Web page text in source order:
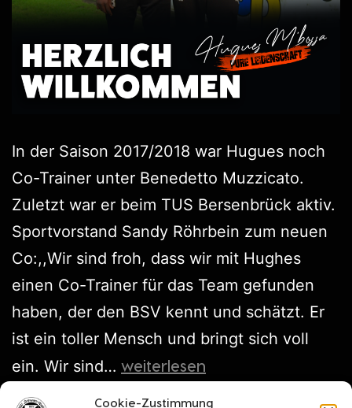
Cookie-Zustimmung
In der Saison 2017/2018 war Hugues noch
Co-Trainer unter Benedetto Muzzicato.
Zuletzt war er beim TUS Bersenbrück aktiv.
Sportvorstand Sandy Röhrbein zum neuen
Co:,,Wir sind froh, dass wir mit Hughes
einen Co-Trainer für das Team gefunden
haben, der den BSV kennt und schätzt. Er
ist ein toller Mensch und bringt sich voll
ein. Wir sind… weiterlesen